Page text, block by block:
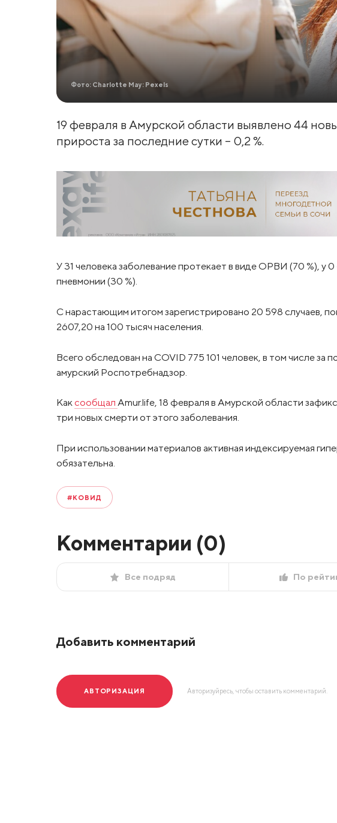
Фото: Charlotte May: Pexels
19 февраля в Амурской области выявлено 44
прироста за последние сутки – 0,2 %.
У 31 человека заболевание протекает в виде ОРВИ (70 %), у
пневмонии (30 %).
С нарастающим итогом зарегистрировано 20 598 случаев,
2607,20 на 100 тысяч населения.
Всего обследован на COVID 775 101 человек, в том числе за
амурский Роспотребнадзор.
Каксообщал Amur.life, 18 февраля в Амурской области
три новых смерти от этого заболевания.
При использовании материалов активная индексируемая
обязательна.
#КОВИД
Комментарии (0)
Все подряд По
Добавить комментарий
АВТОРИЗАЦИЯ Авторизуйресь, чтобы оставить комментарий.